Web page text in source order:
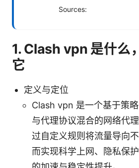
Sources:
1. Clash vpn 是什么
它
定义与定位
Clash vpn 是一个基于策略
与代理协议混合的网络代
过自定义规则将流量导向
而实现科学上网、隐私保